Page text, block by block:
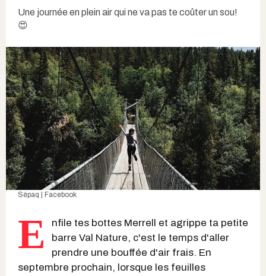
Une journée en plein air qui ne va pas te coûter un sou!
😍
Sépaq | Facebook
E
nfile tes bottes Merrell et agrippe ta petite
barre Val Nature, c'est le temps d'aller
prendre une bouffée d'air frais. En
septembre prochain, lorsque les feuilles